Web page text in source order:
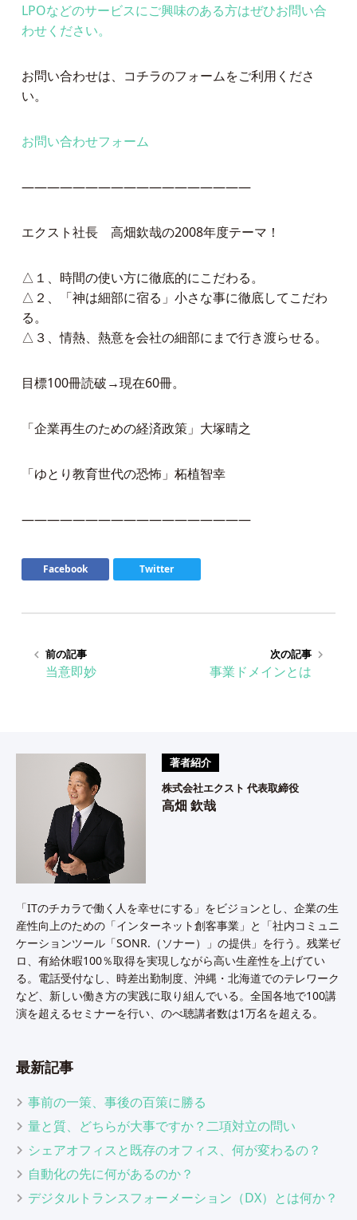
LPOなどのサービスにご興味のある方はぜひお問い合
わせください。
お問い合わせは、コチラのフォームをご利用くださ
い。
お問い合わせフォーム
——————————————————
エクスト社長 高畑欽哉の2008年度テーマ！
△１、時間の使い方に徹底的にこだわる。
△２、「神は細部に宿る」小さな事に徹底してこだわ
る。
△３、情熱、熱意を会社の細部にまで行き渡らせる。
目標100冊読破→現在60冊。
「企業再生のための経済政策」大塚晴之
「ゆとり教育世代の恐怖」柘植智幸
——————————————————
Facebook Twitter
keyboard_arrow_left 前の記事
当意即妙
keyboard_arrow_right
次の記事
事業ドメインとは
著者紹介
株式会社エクスト 代表取締役
高畑 欽哉
「ITのチカラで働く人を幸せにする」をビジョンとし、企業の生
産性向上のための「インターネット創客事業」と「社内コミュニ
ケーションツール「SONR.（ソナー）」の提供」を行う。残業ゼ
ロ、有給休暇100％取得を実現しながら高い生産性を上げてい
る。電話受付なし、時差出勤制度、沖縄・北海道でのテレワーク
など、新しい働き方の実践に取り組んでいる。全国各地で100講
演を超えるセミナーを行い、のべ聴講者数は1万名を超える。
最新記事
事前の一策、事後の百策に勝る
量と質、どちらが大事ですか？二項対立の問い
シェアオフィスと既存のオフィス、何が変わるの？
自動化の先に何があるのか？
デジタルトランスフォーメーション（DX）とは何か？